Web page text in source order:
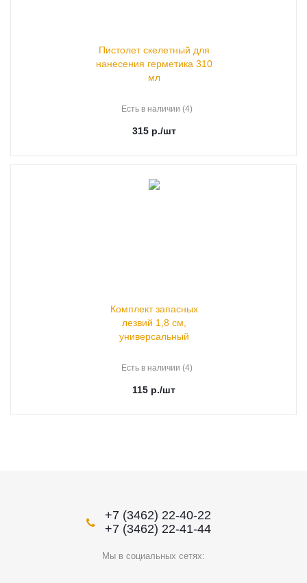
Пистолет скелетный для
нанесения герметика 310
мл
Есть в наличии (4)
315р./шт
Комплект запасных
лезвий 1,8 см,
универсальный
Есть в наличии (4)
115 р./шт
+7 (3462) 22-40-22
+7 (3462) 22-41-44
Мы в социальных сетях: